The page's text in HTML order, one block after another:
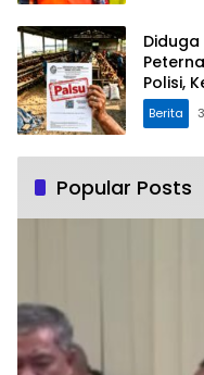
Diduga
Polisi,
Berita
Popular Posts